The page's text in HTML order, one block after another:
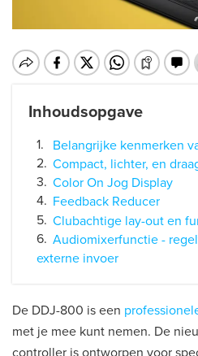
Inhoudsopgave
Belangrijke kenmerken
Compact, lichter, en
Color On Jog Display
Feedback Reducer
Clubachtige lay-
Audiomixerfunctie -
externe invoer
De DDJ-800 is een
met je mee kunt nemen. De
controller is ontworpen voor